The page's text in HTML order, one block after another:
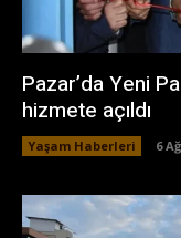
Pazar’da Yeni
hizmete açıldı
Yaşam Haberleri 6